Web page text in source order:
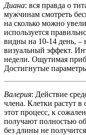
Диана: вся правда о
мужчинам смотреть
на сколько можно
используется
видны на 10-14 день, –
визуальный эффект.
недели. Ощутимая
Достигнутые
Валерия: Действие
члена. Клетки растут
этот процесс, к
получают полностью
без длины не